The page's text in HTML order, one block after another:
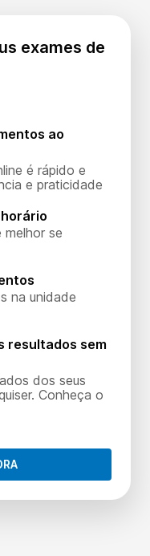
exames de
ao
é rápido e
e praticidade
melhor se
na unidade
resultados sem
dos seus
Conheça o